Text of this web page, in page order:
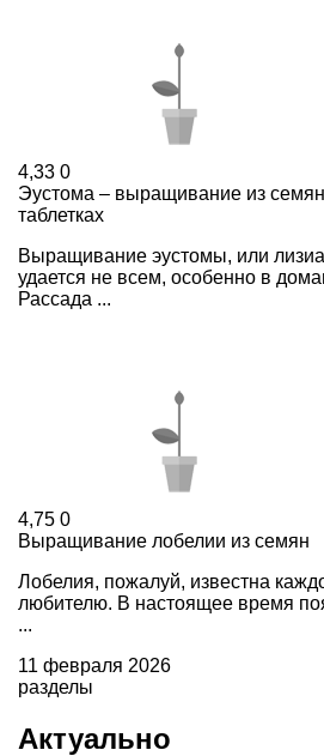
4,33 0
Эустома – выращивание из
таблетках
Выращивание эустомы, или
удается не всем, особенно в
Рассада ...
4,75 0
Выращивание лобелии из семян
Лобелия, пожалуй, известна
любителю. В настоящее время
...
11 февраля 2026
разделы
Актуально